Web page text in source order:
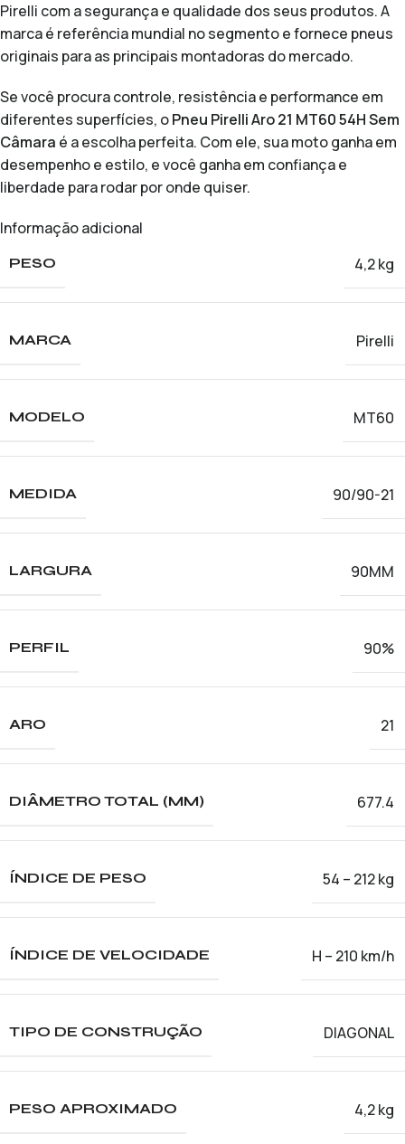
Pirelli com a segurança e qualidade dos seus produtos. A
marca é referência mundial no segmento e fornece pneus
originais para as principais montadoras do mercado.
Se você procura controle, resistência e performance em
diferentes superfícies, oPneu Pirelli Aro 21 MT60 54H Sem
Câmara é a escolha perfeita. Com ele, sua moto ganha em
desempenho e estilo, e você ganha em confiança e
liberdade para rodar por onde quiser.
Informação adicional
PESO 4,2 kg
MARCA Pirelli
MODELO MT60
MEDIDA 90/90-21
LARGURA 90MM
PERFIL 90%
ARO 21
DIÂMETRO TOTAL (MM) 677.4
ÍNDICE DE PESO 54 – 212 kg
ÍNDICE DE VELOCIDADE H – 210 km/h
TIPO DE CONSTRUÇÃO DIAGONAL
PESO APROXIMADO 4,2 kg